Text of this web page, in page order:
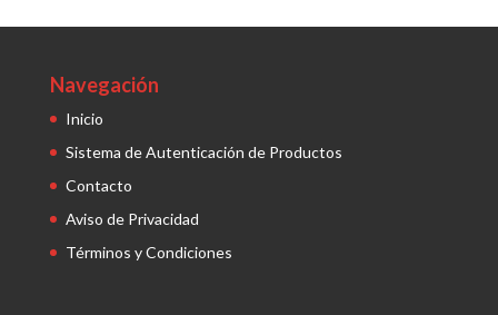
Navegación
Inicio
Sistema de Autenticación de Productos
Contacto
Aviso de Privacidad
Términos y Condiciones